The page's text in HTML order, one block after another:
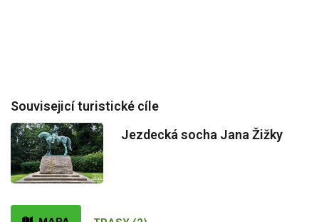
Souvisejicí turistické cíle
Jezdecká socha Jana Žižky